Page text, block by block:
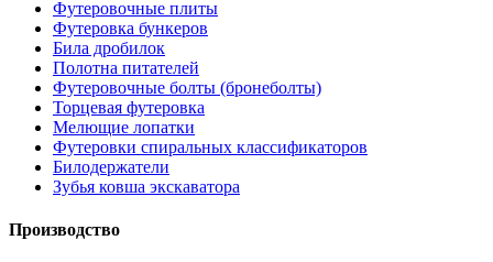
Футеровочные плиты
Футеровка бункеров
Била дробилок
Полотна питателей
Футеровочные болты (бронеболты)
Торцевая футеровка
Мелющие лопатки
Футеровки спиральных классификаторов
Билодержатели
Зубья ковша экскаватора
Производство